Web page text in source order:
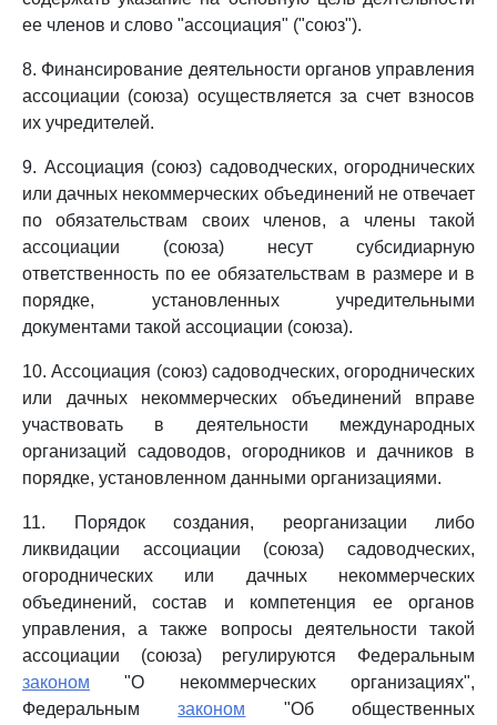
ее членов и слово "ассоциация" ("союз").
8. Финансирование деятельности органов управления
ассоциации (союза) осуществляется за счет взносов
их учредителей.
9. Ассоциация (союз) садоводческих, огороднических
или дачных некоммерческих объединений не отвечает
по обязательствам своих членов, а члены такой
ассоциации (союза) несут субсидиарную
ответственность по ее обязательствам в размере и в
порядке, установленных учредительными
документами такой ассоциации (союза).
10. Ассоциация (союз) садоводческих, огороднических
или дачных некоммерческих объединений вправе
участвовать в деятельности международных
организаций садоводов, огородников и дачников в
порядке, установленном данными организациями.
11. Порядок создания, реорганизации либо
ликвидации ассоциации (союза) садоводческих,
огороднических или дачных некоммерческих
объединений, состав и компетенция ее органов
управления, а также вопросы деятельности такой
ассоциации (союза) регулируются Федеральным
законом "О некоммерческих организациях",
Федеральнымзаконом "Об общественных